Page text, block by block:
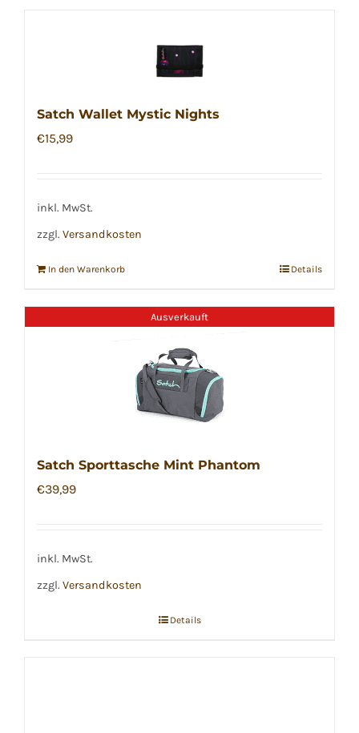
Satch Wallet Mystic Nights
€15,99
inkl. MwSt.
zzgl. Versandkosten
In den Warenkorb Details
Ausverkauft
Satch Sporttasche Mint Phantom
€39,99
inkl. MwSt.
zzgl. Versandkosten
Details